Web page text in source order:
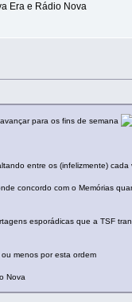
Era e Rádio Nova
para os fins de semana
entre os (infelizmente) cada
concordo com o Memórias
esporádicas que a TSF
menos por esta ordem
Nova